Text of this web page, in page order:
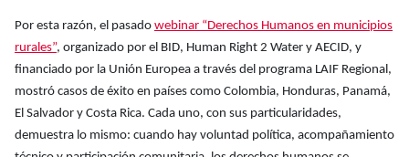
Por esta razón, el pasado webinar “Derechos Humanos en municipios
rurales”, organizado por el BID, Human Right 2 Water y AECID, y
financiado por la Unión Europea a través del programa LAIF Regional,
mostró casos de éxito en países como Colombia, Honduras, Panamá,
El Salvador y Costa Rica. Cada uno, con sus particularidades,
demuestra lo mismo: cuando hay voluntad política, acompañamiento